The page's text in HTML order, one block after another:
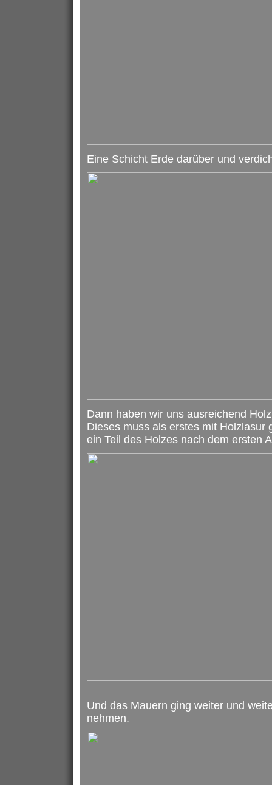
Eine Schicht Erde darüber und
Dann haben wir uns ausreichend
Dieses muss als erstes mit Holzlasur
ein Teil des Holzes nach dem ersten
Und das Mauern ging weiter und
nehmen.